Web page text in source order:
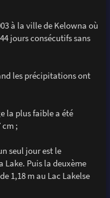
à la ville de Kelowna où
jours consécutifs sans
les précipitations ont
la plus faible a été
;
seul jour est le
Lake. Puis la deuxème
1,18 m au Lac Lakelse